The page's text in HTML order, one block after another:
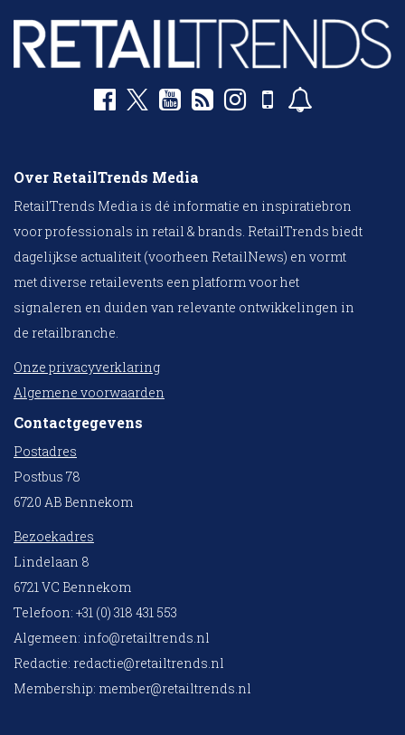
Over RetailTrends Media
RetailTrends Media is dé informatie en inspiratiebron
voor professionals in retail & brands. RetailTrends biedt
dagelijkse actualiteit (voorheen RetailNews) en vormt
met diverse retailevents een platform voor het
signaleren en duiden van relevante ontwikkelingen in
de retailbranche.
Onze privacyverklaring
Algemene voorwaarden
Contactgegevens
Postadres
Postbus 78
6720 AB Bennekom
Bezoekadres
Lindelaan 8
6721 VC Bennekom
Telefoon: +31 (0) 318 431 553
Algemeen: info@retailtrends.nl
Redactie: redactie@retailtrends.nl
Membership: member@retailtrends.nl